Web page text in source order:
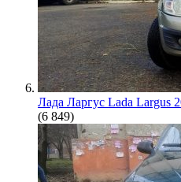
Лада Ларгус Lada Largus
(6 849)